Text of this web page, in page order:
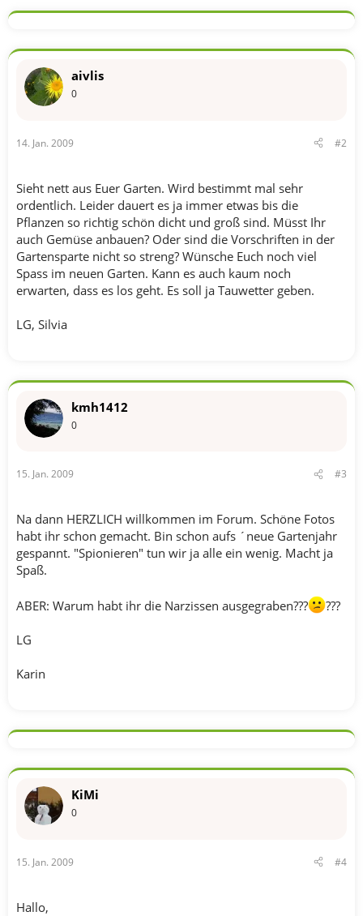
k
o
e
n
aivlis
0
14. Jan. 2009 #2
Sieht nett aus Euer Garten. Wird bestimmt mal sehr
ordentlich. Leider dauert es ja immer etwas bis die
Pflanzen so richtig schön dicht und groß sind. Müsst Ihr
auch Gemüse anbauen? Oder sind die Vorschriften in der
Gartensparte nicht so streng? Wünsche Euch noch viel
Spass im neuen Garten. Kann es auch kaum noch
erwarten, dass es los geht. Es soll ja Tauwetter geben.
LG, Silvia
kmh1412
0
15. Jan. 2009 #3
Na dann HERZLICH willkommen im Forum. Schöne Fotos
habt ihr schon gemacht. Bin schon aufs ´neue Gartenjahr
gespannt. "Spionieren" tun wir ja alle ein wenig. Macht ja
Spaß.
ABER: Warum habt ihr die Narzissen ausgegraben??? ???
LG
Karin
KiMi
0
15. Jan. 2009 #4
Hallo,